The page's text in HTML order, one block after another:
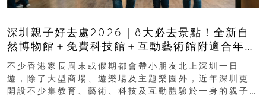
深圳親子好去處2026｜8大必去景點！全新自
然博物館＋免費科技館＋互動藝術館附適合年
齡、交通、門票、開放時間
不少香港家長周末或假期都會帶小朋友北上深圳一日
遊，除了大型商場、遊樂場及主題樂園外，近年深圳更
開設不少集教育、藝術、科技及互動體驗於一身的親子